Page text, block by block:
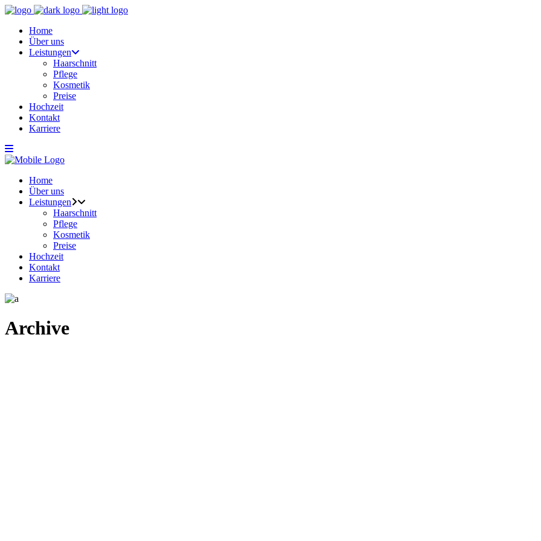
Home
Über uns
Leistungen
Haarschnitt
Pflege
Kosmetik
Preise
Hochzeit
Kontakt
Karriere
Home
Über uns
Leistungen
Haarschnitt
Pflege
Kosmetik
Preise
Hochzeit
Kontakt
Karriere
Archive